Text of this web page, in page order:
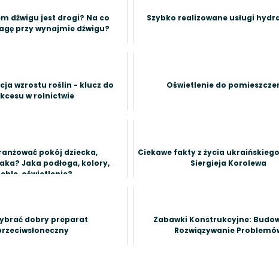
dźwigu jest drogi? Na co
przy wynajmie dźwigu?
Szybko realizowane usługi
wzrostu roślin - klucz do
w rolnictwie
Oświetlenie do
pokój dziecka,
Jaka podłoga, kolory,
oświetlenie?
Ciekawe fakty z życia
Siergieja Korolewa
dobry preparat
Zabawki Konstrukcyjne:
Rozwiązywanie